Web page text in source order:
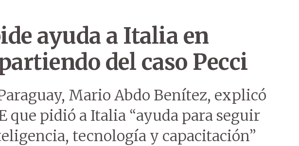
ayuda a Italia en
del caso Pecci
Mario Abdo Benítez, explicó
que pidió a Italia “ayuda para seguir
tecnología y capacitación”